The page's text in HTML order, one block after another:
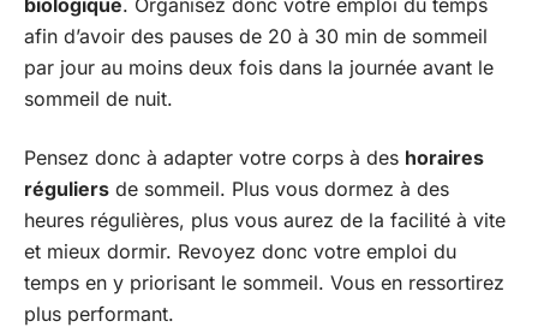
biologique. Organisez donc votre emploi du temps
afin d’avoir des pauses de 20 à 30 min de sommeil
par jour au moins deux fois dans la journée avant le
sommeil de nuit.
Pensez donc à adapter votre corps à des horaires
réguliers de sommeil. Plus vous dormez à des
heures régulières, plus vous aurez de la facilité à vite
et mieux dormir. Revoyez donc votre emploi du
temps en y priorisant le sommeil. Vous en ressortirez
plus performant.